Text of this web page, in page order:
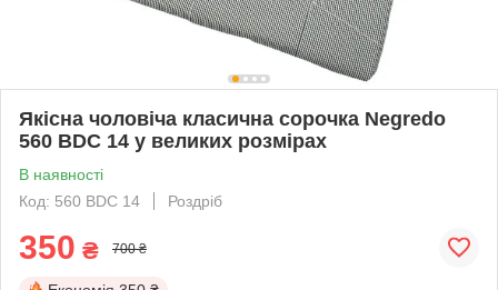
Якісна чоловіча класична сорочка Negredo
560 BDC 14 у великих розмірах
В наявності
Код: 560 BDC 14
Роздріб
350 ₴ 700 ₴